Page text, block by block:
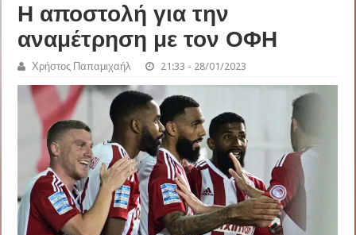
H αποστολή για την
αναμέτρηση με τον ΟΦΗ
Χρήστος Παπαμιχαήλ 21:33 - 28/01/2023